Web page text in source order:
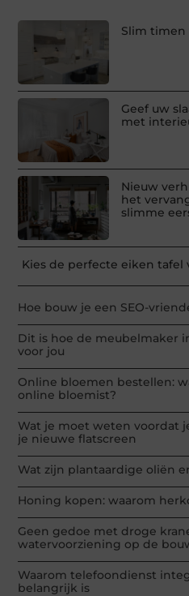
Slim timen
Geef uw
met
Nieuw
het
slimme
Kies de perfecte eiken
Hoe bouw je een SEO-
Dit is hoe de meubelmaker
voor jou
Online bloemen bestellen:
online bloemist?
Wat je moet weten voordat
je nieuwe flatscreen
Wat zijn plantaardige oliën
Honing kopen: waarom
Geen gedoe met droge
watervoorziening op de
Waarom telefoondienst
belangrijk is